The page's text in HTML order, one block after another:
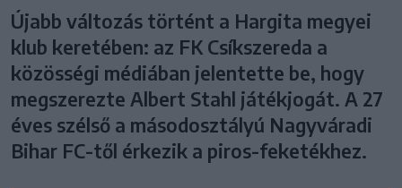
Újabb változás történt a Hargita megyei
klub keretében: az FK Csíkszereda a
közösségi médiában jelentette be, hogy
megszerezte Albert Stahl játékjogát. A 27
éves szélső a másodosztályú Nagyváradi
Bihar FC-től érkezik a piros-feketékhez.